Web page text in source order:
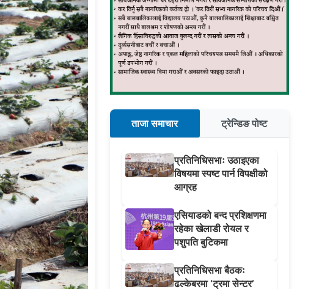
ताजा समाचार ट्रेन्डिङ पोष्ट
प्रतिनिधिसभाः उठाइएका
विषयमा स्पष्ट पार्न विपक्षीको
आग्रह
एसियाडको बन्द प्रशिक्षणमा
रहेका खेलाडी रोयल र
पशुपति बुटिकमा
प्रतिनिधिसभा बैठकः
ढल्केबरमा ‘ट्रमा सेन्टर’